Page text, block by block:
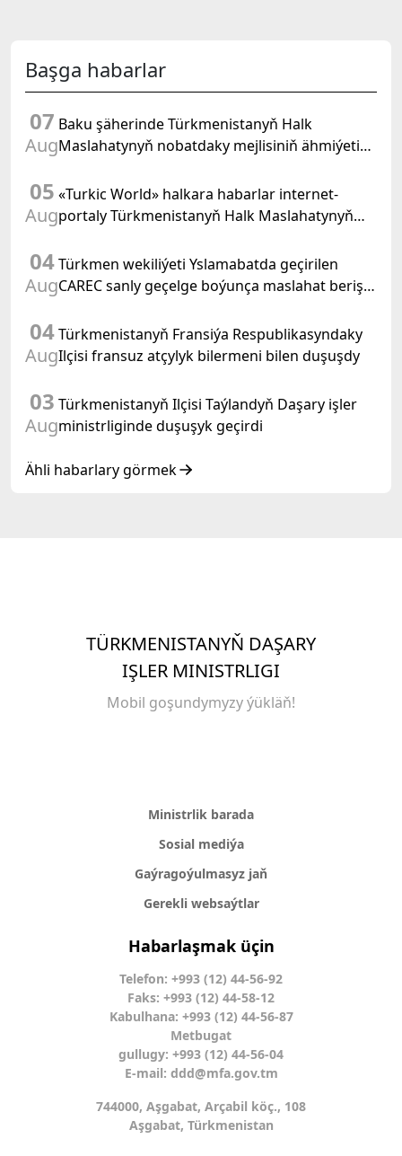
Başga habarlar
07
Aug
Baku şäherinde Türkmenistanyň Halk
Maslahatynyň nobatdaky mejlisiniň ähmiýetine
Kararnamasyna bagyşlanan maslahat geçirildi
05
Aug
«Turkic World» halkara habarlar internet-
portaly Türkmenistanyň Halk Maslahatynyň
beýan eder
04
Aug
Türkmen wekiliýeti Yslamabatda geçirilen
CAREC sanly geçelge boýunça maslahat beriş
04
Aug
Türkmenistanyň Fransiýa Respublikasyndaky
Ilçisi fransuz atçylyk bilermeni bilen duşuşdy
03
Aug
Türkmenistanyň Ilçisi Taýlandyň Daşary işler
ministrliginde duşuşyk geçirdi
Ähli habarlary görmek
TÜRKMENISTANYŇ DAŞARY
IŞLER MINISTRLIGI
Mobil goşundymyzy ýükläň!
Ministrlik barada
Sosial mediýa
Gaýragoýulmasyz jaň
Gerekli websaýtlar
Habarlaşmak üçin
Telefon: +993 (12) 44-56-92
Faks: +993 (12) 44-58-12
Kabulhana: +993 (12) 44-56-87
Metbugat
gullugy: +993 (12) 44-56-04
E-mail: ddd@mfa.gov.tm
744000, Aşgabat, Arçabil köç., 108
Aşgabat, Türkmenistan